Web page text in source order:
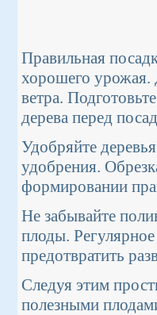
Правильная
хорошего урожая.
ветра.
дерева перед
Удобряйте
удобрения.
формировании
Не забывайте
плоды.
предотвратить
Следуя этим
полезными